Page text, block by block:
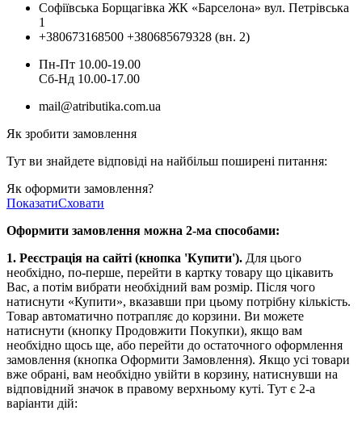
Софіївська Борщагівка ЖК «Барселона» вул. Петрівська
1
+380673168500 +380685679328 (вн. 2)
Пн-Пт 10.00-19.00
Cб-Нд 10.00-17.00
mail@atributika.com.ua
Як зробити замовлення
Тут ви знайдете відповіді на найбільш поширені питання:
Як оформити замовлення?
ПоказатиСховати
Оформити замовлення можна 2-ма способами:
1. Реєстрація на сайті (кнопка 'Купити'). Для цього
необхідно, по-перше, перейти в картку товару що цікавить
Вас, а потім вибрати необхідний вам розмір. Після чого
натиснути «Купити», вказавши при цьому потрібну кількість.
Товар автоматично потрапляє до корзини. Ви можете
натиснути (кнопку Продовжити Покупки), якщо вам
необхідно щось ще, або перейти до остаточного оформлення
замовлення (кнопка Оформити Замовлення). Якщо усі товари
вже обрані, вам необхідно увійти в корзину, натиснувши на
відповідний значок в правому верхньому куті. Тут є 2-а
варіанти дій: